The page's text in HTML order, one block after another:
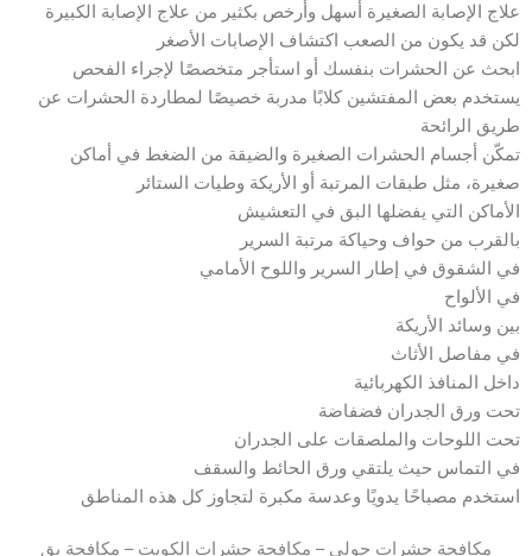
علاج الإصابة الصغيرة أسهل وأرخص بكثير من علاج الإصابة الكبيرة
لكن قد يكون من الصعب اكتشاف الإصابات الأصغر
ابحث عن الحشرات بنفسك أو استأجر متخصصًا لإجراء الفحص
يستخدم بعض المفتشين كلابًا مدربة خصيصًا لمطاردة الحشرات عن
طريق الرائحة
تمكّن أجسام الحشرات الصغيرة والضيقة من الضغط في أماكن
صغيرة، مثل طبقات المرتبة أو الأريكة وطيات الستائر
الأماكن التي يفضلها البق في التعشيش
بالقرب من حواف وحياكة مرتبة السرير
في الشقوق في إطار السرير واللوح الأمامي
في الألواح
بين وسائد الأريكة
في مفاصل الأثاث
داخل المنافذ الكهربائية
تحت ورق الجدران فضفاضة
تحت اللوحات والملصقات على الجدران
في التماس حيث يلتقي ورق الحائط والسقف
استخدم مصباحًا يدويًا وعدسة مكبرة لتجاوز كل هذه المناطق
مكافحة حشرات حولي – مكافحة حشرات الكويت – مكافحة بق